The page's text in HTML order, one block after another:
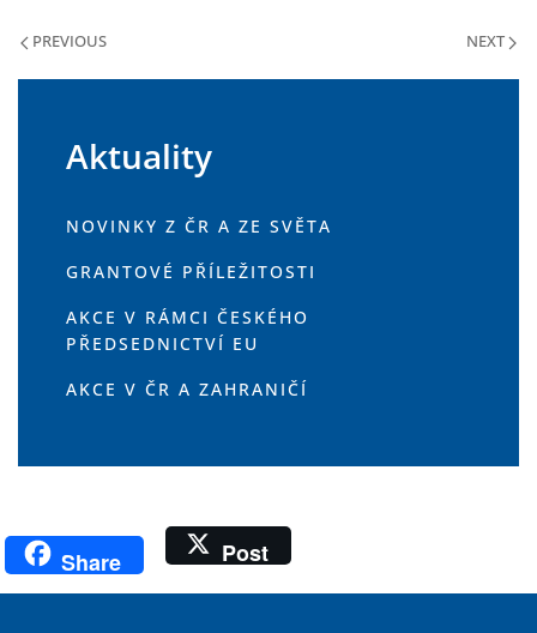
PREVIOUS NEXT
Aktuality
NOVINKY Z ČR A ZE SVĚTA
GRANTOVÉ PŘÍLEŽITOSTI
AKCE V RÁMCI ČESKÉHO
PŘEDSEDNICTVÍ EU
AKCE V ČR A ZAHRANIČÍ
Share Post